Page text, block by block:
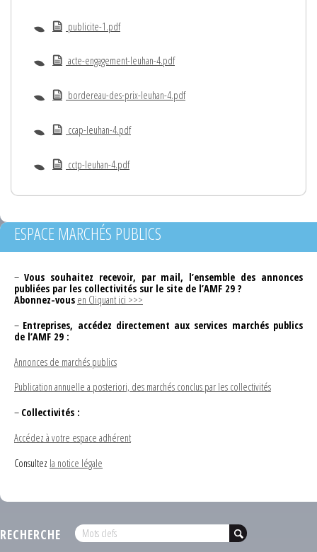
publicite-1.pdf
acte-engagement-leuhan-4.pdf
bordereau-des-prix-leuhan-4.pdf
ccap-leuhan-4.pdf
cctp-leuhan-4.pdf
ESPACE MARCHÉS PUBLICS
– Vous souhaitez recevoir, par mail, l’ensemble des annonces
publiées par les collectivités sur le site de l’AMF 29 ?
Abonnez-vous en Cliquant ici >>>
– Entreprises, accédez directement aux services marchés publics
de l’AMF 29 :
Annonces de marchés publics
Publication annuelle a posteriori, des marchés conclus par les collectivités
– Collectivités :
Accédez à votre espace adhérent
Consultez la notice légale
RECHERCHE